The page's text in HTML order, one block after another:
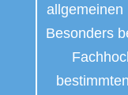
allgemeinen
Besonders